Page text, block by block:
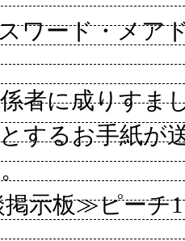
ワード・メア
者に成りすま
するお手紙が
掲示板≫ピーチ